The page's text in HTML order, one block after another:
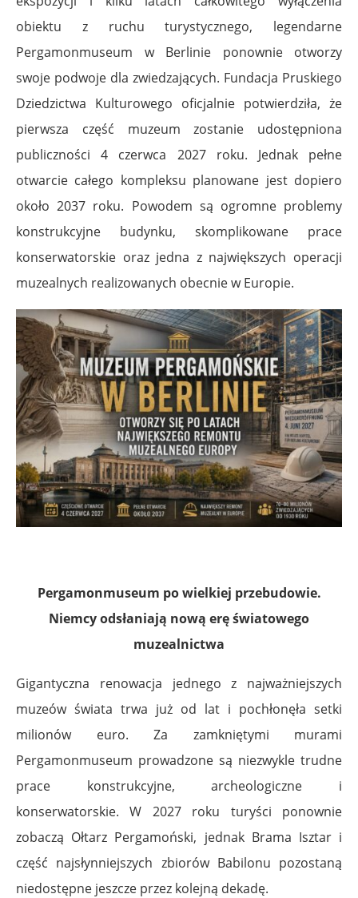
obiektu z ruchu turystycznego, legendarne
Pergamonmuseum w Berlinie ponownie otworzy
swoje podwoje dla zwiedzających. Fundacja Pruskiego
Dziedzictwa Kulturowego oficjalnie potwierdziła, że
pierwsza część muzeum zostanie udostępniona
publiczności 4 czerwca 2027 roku. Jednak pełne
otwarcie całego kompleksu planowane jest dopiero
około 2037 roku. Powodem są ogromne problemy
konstrukcyjne budynku, skomplikowane prace
konserwatorskie oraz jedna z największych operacji
muzealnych realizowanych obecnie w Europie.
Pergamonmuseum po wielkiej przebudowie.
Niemcy odsłaniają nową erę światowego
muzealnictwa
Gigantyczna renowacja jednego z najważniejszych
muzeów świata trwa już od lat i pochłonęła setki
milionów euro. Za zamkniętymi murami
Pergamonmuseum prowadzone są niezwykle trudne
prace konstrukcyjne, archeologiczne i
konserwatorskie. W 2027 roku turyści ponownie
zobaczą Ołtarz Pergamoński, jednak Brama Isztar i
część najsłynniejszych zbiorów Babilonu pozostaną
niedostępne jeszcze przez kolejną dekadę.